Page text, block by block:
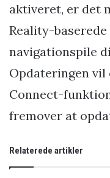
aktiveret, er det
Reality-
navigationspile
Opdateringen vil
Connect-
fremover at
Relaterede artikler